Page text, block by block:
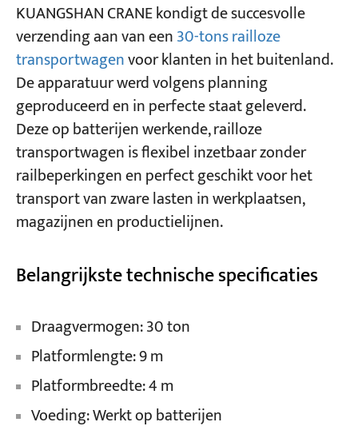
Projecten
Bloggen
Nieuws
Toepassingen
Over ons
Contacteer ons
KUANGSHAN CRANE kondigt de succesvolle
verzending aan van een30-tons railloze
transportwagenvoor klanten in het buitenland.
De apparatuur werd volgens planning
geproduceerd en in perfecte staat geleverd.
Deze op batterijen werkende, railloze
transportwagen is flexibel inzetbaar zonder
railbeperkingen en perfect geschikt voor het
transport van zware lasten in werkplaatsen,
magazijnen en productielijnen.
Belangrijkste technische specificaties
Draagvermogen: 30 ton
Platformlengte: 9 m
Platformbreedte: 4 m
Voeding: Werkt op batterijen